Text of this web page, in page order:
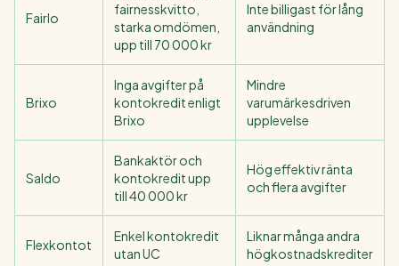
Fairlo
fairnesskvitto,
starka omdömen,
upp till 70 000 kr
Inte billigast för lång
användning
Brixo
Inga avgifter på
kontokredit enligt
Brixo
Mindre
varumärkesdriven
upplevelse
Saldo
Bankaktör och
kontokredit upp
till 40 000 kr
Hög effektiv ränta
och flera avgifter
Flexkontot
Enkel kontokredit
utan UC
Liknar många andra
högkostnadskrediter